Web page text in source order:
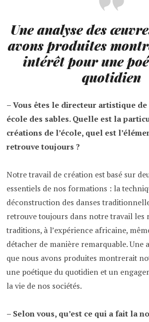
Une analyse des
avons produites
intérêt pour une
quotidien
– Vous êtes le directeur artistique
école des sables. Quelle est la
créations de l’école, quel est
retrouve toujours ?
Notre travail de création est basé sur
essentiels de nos formations : la
déconstruction des danses
retrouve toujours dans notre travail les
traditions, à l’expérience africaine,
détacher de manière remarquable. Une
que nous avons produites montrerait
une poétique du quotidien et un
la vie de nos sociétés.
– Selon vous, qu’est ce qui a fait la